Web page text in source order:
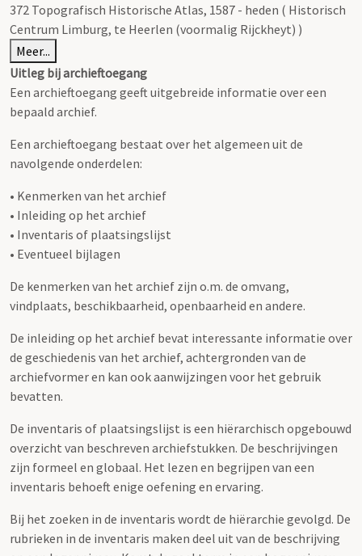
372 Topografisch Historische Atlas, 1587 - heden ( Historisch
Centrum Limburg, te Heerlen (voormalig Rijckheyt) )
Meer...
Uitleg bij archieftoegang
Een archieftoegang geeft uitgebreide informatie over een
bepaald archief.
Een archieftoegang bestaat over het algemeen uit de
navolgende onderdelen:
• Kenmerken van het archief
• Inleiding op het archief
• Inventaris of plaatsingslijst
• Eventueel bijlagen
De kenmerken van het archief zijn o.m. de omvang,
vindplaats, beschikbaarheid, openbaarheid en andere.
De inleiding op het archief bevat interessante informatie over
de geschiedenis van het archief, achtergronden van de
archiefvormer en kan ook aanwijzingen voor het gebruik
bevatten.
De inventaris of plaatsingslijst is een hiërarchisch opgebouwd
overzicht van beschreven archiefstukken. De beschrijvingen
zijn formeel en globaal. Het lezen en begrijpen van een
inventaris behoeft enige oefening en ervaring.
Bij het zoeken in de inventaris wordt de hiërarchie gevolgd. De
rubrieken in de inventaris maken deel uit van de beschrijving